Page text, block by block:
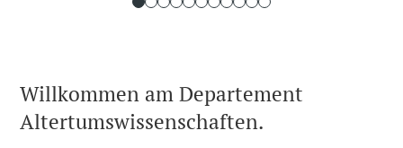
Willkommen am Departement
Altertumswissenschaften.